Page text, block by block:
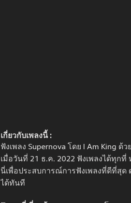
เกี่ยวกับเพลงนี้ :
ฟังเพลง Supernova โดย I Am King ด้
เมื่อวันที่ 21 ธ.ค. 2022 ฟังเพลงได้ทุก
นี่เพื่อประสบการณ์การฟังเพลงที่ดีที่สุด
ได้ทันที